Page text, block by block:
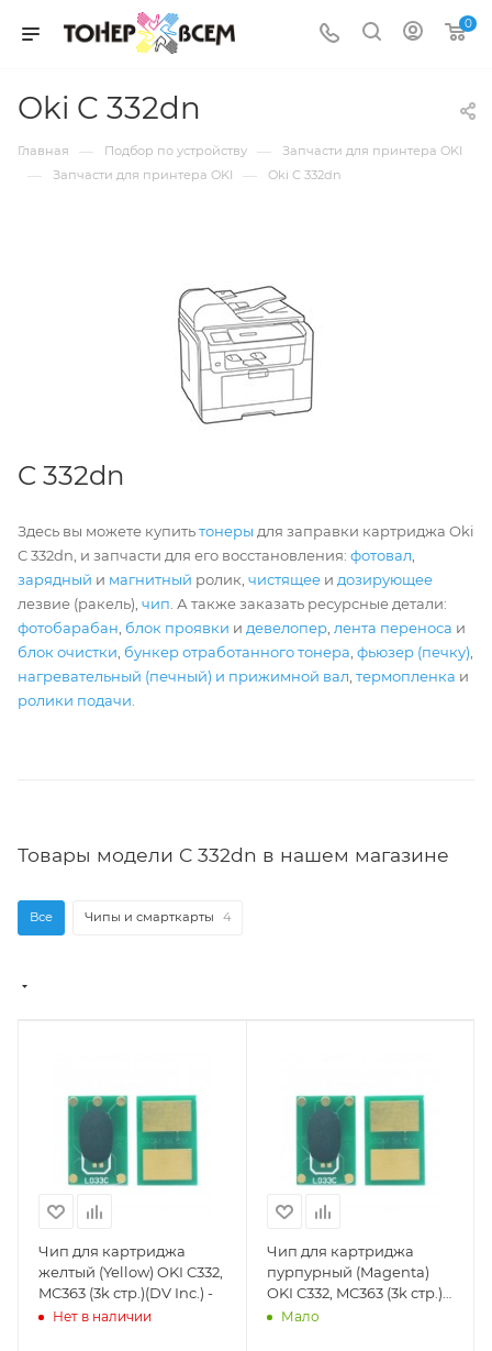
0
Oki C 332dn
Главная — Подбор по устройству — Запчасти для принтера OKI
— Запчасти для принтера OKI — Oki C 332dn
C 332dn
Здесь вы можете купитьтонеры для заправки картриджа Oki
C 332dn, и запчасти для его восстановления: фотовал
зарядный и магнитный ролик, чистящее и дозирующее
лезвие (ракель), чип . А также заказать ресурсные детали:
фотобарабан блок проявки и девелопер лента переноса и
блок очистки бункер отработанного тонера фьюзер (печку)
нагревательный (печный) и прижимной вал термопленка и
ролики подачи
Товары модели C 332dn в нашем магазине
Все Чипы и смарткарты 4
Чип для картриджа
желтый (Yellow) OKI C332,
MC363 (3k стр.)(DV Inc.) -
Нет в наличии
Чип для картриджа
пурпурный (Magenta)
OKI C332, MC363 (3k стр.)
(DV Inc.) -
Мало